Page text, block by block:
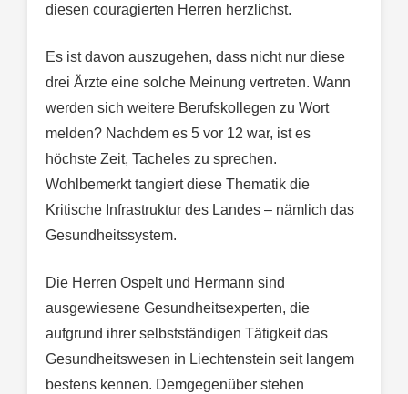
diesen couragierten Herren herzlichst.
Es ist davon auszugehen, dass nicht nur diese
drei Ärzte eine solche Meinung vertreten. Wann
werden sich weitere Berufskollegen zu Wort
melden? Nachdem es 5 vor 12 war, ist es
höchste Zeit, Tacheles zu sprechen.
Wohlbemerkt tangiert diese Thematik die
Kritische Infrastruktur des Landes – nämlich das
Gesundheitssystem.
Die Herren Ospelt und Hermann sind
ausgewiesene Gesundheitsexperten, die
aufgrund ihrer selbstständigen Tätigkeit das
Gesundheitswesen in Liechtenstein seit langem
bestens kennen. Demgegenüber stehen